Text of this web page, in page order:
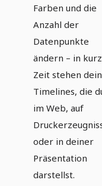
Farben und die
Anzahl der
Datenpunkte
ändern – in
Zeit stehen
Timelines, die
im Web, auf
oder in deiner
Präsentation
darstellst.